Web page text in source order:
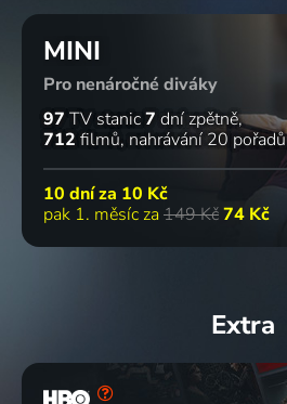
MINI
Pro nenáročné diváky
97 TV stanic7 dní zpětně
712 filmů nahrávání 20 pořadů
10 dní za 10 Kč
pak 1. měsíc za 149 Kč74 Kč
Extra